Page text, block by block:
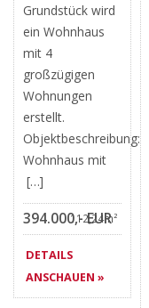
Grundstück wird
ein Wohnhaus
mit 4
großzügigen
Wohnungen
erstellt.
Objektbeschreibung:
Wohnhaus mit
[…]
394.000,- EUR
112,24m²
DETAILS
ANSCHAUEN »